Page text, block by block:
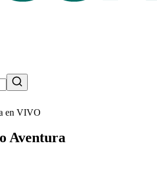
en VIVO
Aventura